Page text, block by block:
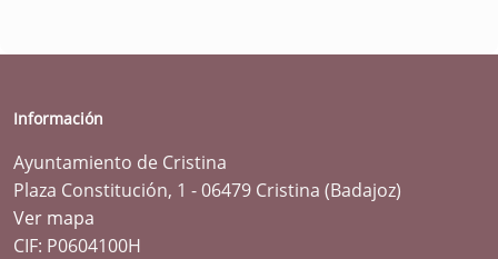
Información
Ayuntamiento de Cristina
Plaza Constitución, 1 - 06479 Cristina (Badajoz)
Ver mapa
CIF: P0604100H